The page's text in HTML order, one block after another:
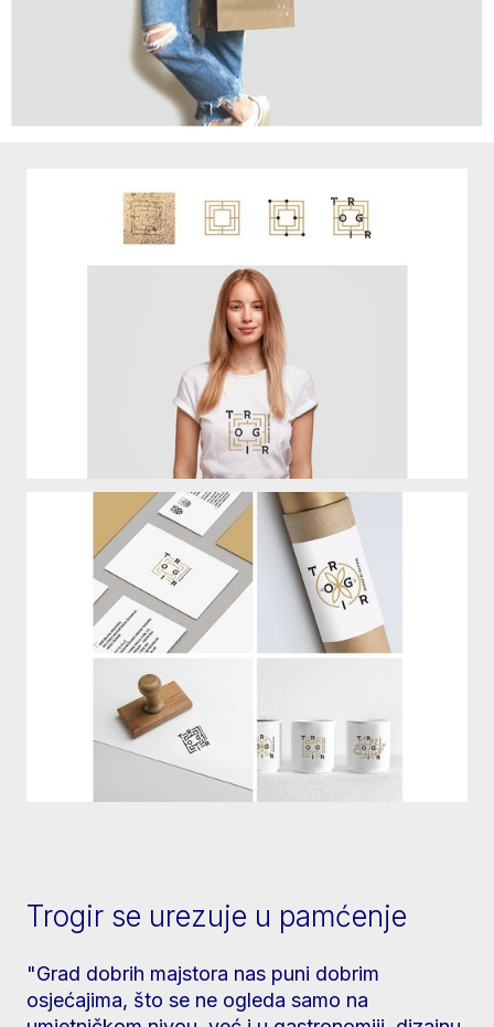
Trogir se urezuje u pamćenje
"Grad dobrih majstora nas puni dobrim
osjećajima, što se ne ogleda samo na